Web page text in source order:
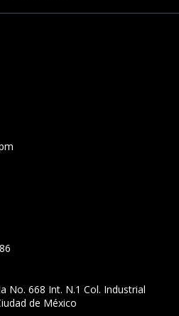
No. 668 Int. N.1 Col. Industrial
de México